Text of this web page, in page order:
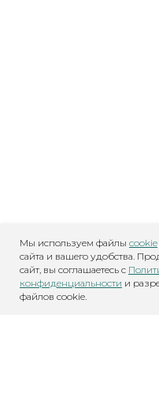
Мы используем файлы cookie
сайта и вашего удобства.
сайт, вы соглашаетесь с
конфиденциальности и
файлов cookie.